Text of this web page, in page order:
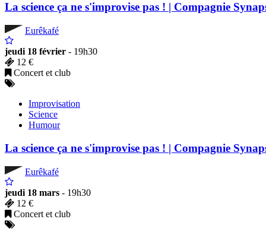
La science ça ne s'improvise pas ! | Compagnie
Eurêkafé
jeudi 18 février - 19h30
12 €
Concert et club
Improvisation
Science
Humour
La science ça ne s'improvise pas ! | Compagnie
Eurêkafé
jeudi 18 mars - 19h30
12 €
Concert et club